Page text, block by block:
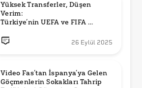
Yüksek Transferler, Düşen
Verim:
Türkiye’nin UEFA ve FIFA
26 Eylül 2025
Video Fas’tan İspanya’ya Gelen
Göçmenlerin Sokakları Tahrip